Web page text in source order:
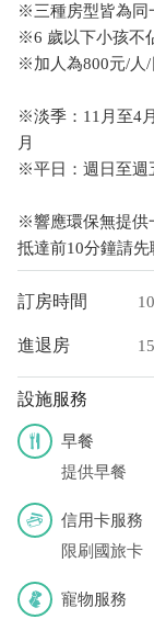
※三種房型皆為同
※6 歲以下小孩不
※加人為800元/人/
※淡季：11月至4
月
※平日：週日至週
※響應環保無提供
抵達前10分鐘請先
訂房時間
進退房
設施服務
早餐
提供早餐
信用卡服務
限刷國旅卡
寵物服務